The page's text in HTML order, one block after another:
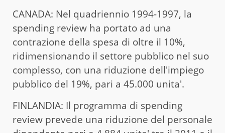
CANADA: Nel quadriennio 1994-1997, la
spending review ha portato ad una
contrazione della spesa di oltre il 10%,
ridimensionando il settore pubblico nel suo
complesso, con una riduzione dell'impiego
pubblico del 19%, pari a 45.000 unita'.
FINLANDIA: Il programma di spending
review prevede una riduzione del personale